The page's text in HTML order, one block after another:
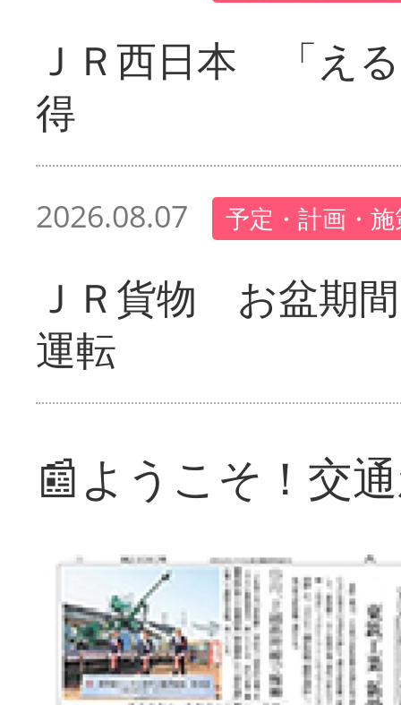
ＪＲ西日本 「え
得
2026.08.07 予定・計画・
ＪＲ貨物 お盆期
運転
📰ようこそ！交